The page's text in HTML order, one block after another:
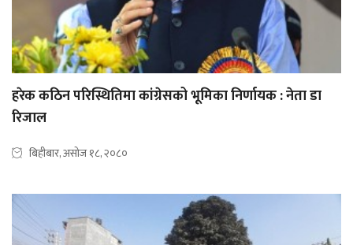
हरेक कठिन परिस्थितिमा कांग्रेसको भूमिका निर्णायक : नेता डा
रिजाल
बिहीबार, असोज १८, २०८०